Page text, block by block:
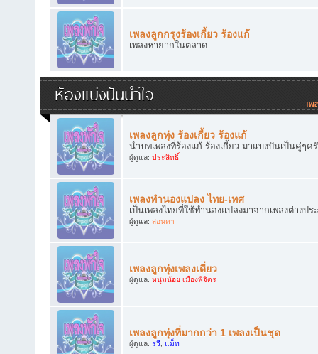
เพลงลูกกรุงร้องเกี้ยว ร้องแก้
เพลงหายากในตลาด
ห้องแบ่งปันน้ำใจ
เพลงลูกทุ่ง ร้องเกี้ยว ร้องแก้
นำบทเพลงที่ร้องแก้ ร้องเกี้ยว มาแบ่งปันเป็นคู่ๆค
ผู้ดูแล: ประสิทธิ์
เพลงทำนองแปลง ไทย-เทศ
เป็นเพลงไทยที่ใช้ทำนองแปลงมาจากเพลงต่างป
ผู้ดูแล: สอนคา
เพลงลูกทุ่งเพลงเดี่ยว
ผู้ดูแล: หนุ่มน้อย เมืองพิจิตร
เพลงลูกทุ่งที่มากกว่า 1 เพลงเป็นชุด
ผู้ดูแล: รวี, แม็ท